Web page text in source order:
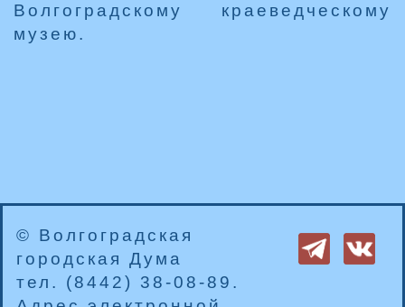
Волгоградскому краеведческому
музею.
© Волгоградская
городская Дума
тел. (8442) 38-08-89.